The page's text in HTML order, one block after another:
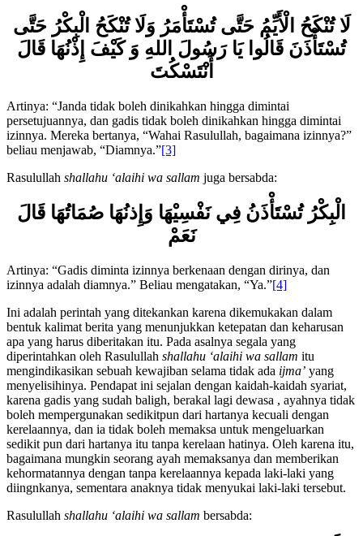
shallahu ‘alaihi wa sallam
لَا تُنْكَحُ الْأَيِّمُ حَتَّى تُسْتَأْمَرُ وَلَا تُنْكَحُ الْبِكْرُ حَتَّى
تُسْتَأْذَنَ قَالُوا يَا رَسُولَ اللهِ وَ كَيْفَ إِذْنُهَا قَالَ
Artinya: “Janda tidak boleh dinikahkan hingga dimintai
persetujuannya, dan gadis tidak boleh dinikahkan hingga dimintai
izinnya. Mereka bertanya, “Wahai Rasulullah, bagaimana izinnya?”
juga bersabda:
الْبِكْرُ تُسْتَأْذَنُ فِي نَفْسِيْهَا وَإِذنُهَا صُمَاتُهَا قَالَ
نَعَمْ
Artinya: “Gadis diminta izinnya berkenaan dengan dirinya, dan
Ini adalah perintah yang ditekankan karena dikemukakan dalam
bentuk kalimat berita yang menunjukkan ketepatan dan keharusan
apa yang harus diberitakan itu. Pada asalnya segala yang
diperintahkan oleh Rasulullahshallahu ‘alaihi wa sallamitu
mengindikasikan sebuah kewajiban selama tidak adaijma’yang
menyelisihinya. Pendapat ini sejalan dengan kaidah-kaidah syariat,
karena gadis yang sudah baligh, berakal lagi dewasa , ayahnya tidak
boleh mempergunakan sedikitpun dari hartanya kecuali dengan
kerelaannya, dan ia tidak boleh memaksa untuk mengeluarkan
sedikit pun dari hartanya itu tanpa kerelaan hatinya. Oleh karena itu,
bagaimana mungkin seorang ayah memaksanya dan memberikan
kehormatannya dengan tanpa kerelaannya kepada laki-laki yang